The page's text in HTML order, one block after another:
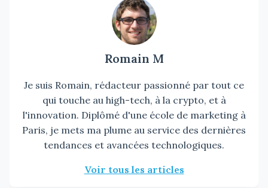
Romain M
Je suis Romain, rédacteur passionné par tout ce
qui touche au high-tech, à la crypto, et à
l'innovation. Diplômé d'une école de marketing à
Paris, je mets ma plume au service des dernières
tendances et avancées technologiques.
Voir tous les articles